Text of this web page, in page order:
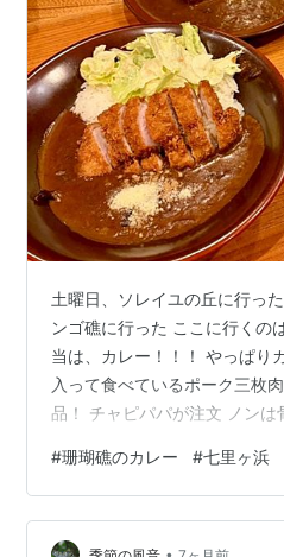
土曜日、ソレイユの丘に行っ
ンゴ礁に行った ここに行くの
当は、カレー！！！ やっぱり
入って食べているポーク三枚
品！ チャピパパが注文 ノンは
ロで美味しかった！ やっぱり
りを見ると、シーフードサラ
った お皿が貝殻の形で映える
#珊瑚礁のカレー #七里ヶ浜